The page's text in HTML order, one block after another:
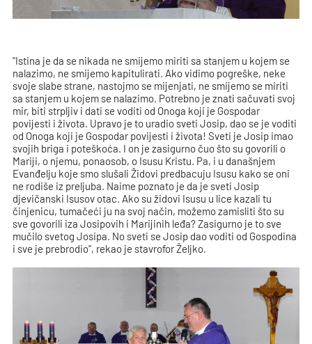
"Istina je da se nikada ne smijemo miriti sa stanjem u kojem se
nalazimo, ne smijemo kapitulirati. Ako vidimo pogreške, neke
svoje slabe strane, nastojmo se mijenjati, ne smijemo se miriti
sa stanjem u kojem se nalazimo. Potrebno je znati sačuvati svoj
mir, biti strpljiv i dati se voditi od Onoga koji je Gospodar
povijesti i života. Upravo je to uradio sveti Josip, dao se je voditi
od Onoga koji je Gospodar povijesti i života! Sveti je Josip imao
svojih briga i poteškoća. I on je zasigurno čuo što su govorili o
Mariji, o njemu, ponaosob, o Isusu Kristu. Pa, i u današnjem
Evanđelju koje smo slušali Židovi predbacuju Isusu kako se oni
ne rodiše iz preljuba. Naime poznato je da je sveti Josip
djevičanski Isusov otac. Ako su židovi Isusu u lice kazali tu
činjenicu, tumačeći ju na svoj način, možemo zamisliti što su
sve govorili iza Josipovih i Marijinih leđa? Zasigurno je to sve
mučilo svetog Josipa. No sveti se Josip dao voditi od Gospodina
i sve je prebrodio", rekao je stavrofor Željko.